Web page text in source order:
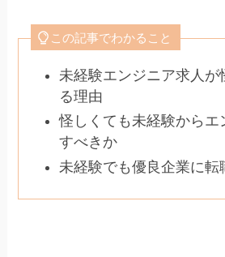
この記事でわかること
未経験エンジニア求人が
る理由
怪しくても未経験からエ
すべきか
未経験でも優良企業に転